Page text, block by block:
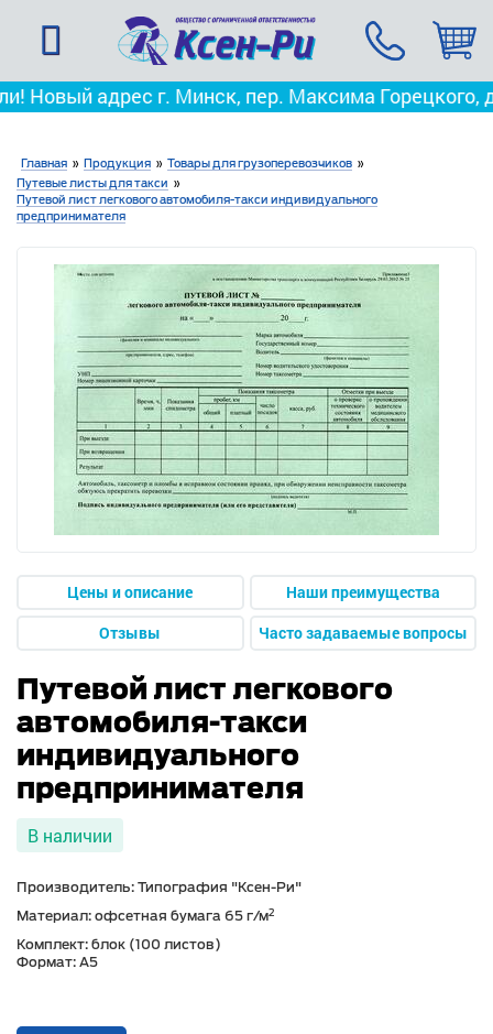
г. Минск, пер. Максима Горецкого, д. 3Мы
Главная » Продукция » Товары для грузоперевозчиков »
Путевые листы для такси »
Путевой лист легкового автомобиля-такси индивидуального
предпринимателя
Цены и описание
Наши преимущества
Отзывы
Часто задаваемые вопросы
Путевой лист легкового
автомобиля-такси
индивидуального
предпринимателя
В наличии
Производитель: Типография "Ксен-Ри"
Материал: офсетная бумага 65 г/м2
Комплект: блок (100 листов)
Формат: А5